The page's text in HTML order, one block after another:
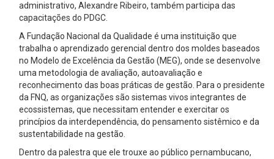
administrativo, Alexandre Ribeiro, também participa das
capacitações do PDGC.
A Fundação Nacional da Qualidade é uma instituição que
trabalha o aprendizado gerencial dentro dos moldes baseados
no Modelo de Excelência da Gestão (MEG), onde se desenvolve
uma metodologia de avaliação, autoavaliação e
reconhecimento das boas práticas de gestão. Para o presidente
da FNQ, as organizações são sistemas vivos integrantes de
ecossistemas, que necessitam entender e exercitar os
princípios da interdependência, do pensamento sistêmico e da
sustentabilidade na gestão.
Dentro da palestra que ele trouxe ao público pernambucano,